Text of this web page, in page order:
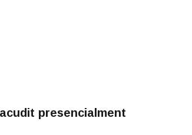
presencialment